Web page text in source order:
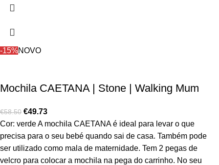
-15%NOVO
Mochila CAETANA | Stone | Walking Mum
€58.50 €49.73
Cor: verde A mochila CAETANA é ideal para levar o que
precisa para o seu bebé quando sai de casa. Também pode
ser utilizado como mala de maternidade. Tem 2 pegas de
velcro para colocar a mochila na pega do carrinho. No seu